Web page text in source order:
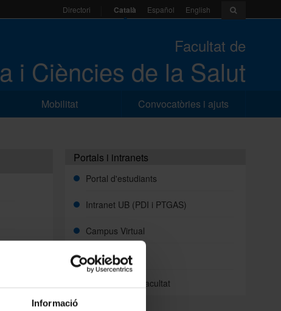
Informació
Directori Català Español English
Facultat de
i Ciències de la Salut
Mobilitat Convocatòries i ajuts
Portals i intranets
Portal d'estudiants
Intranet UB (PDI i PTGAS)
Campus Virtual
Alumni UB
Intranet de la Facultat